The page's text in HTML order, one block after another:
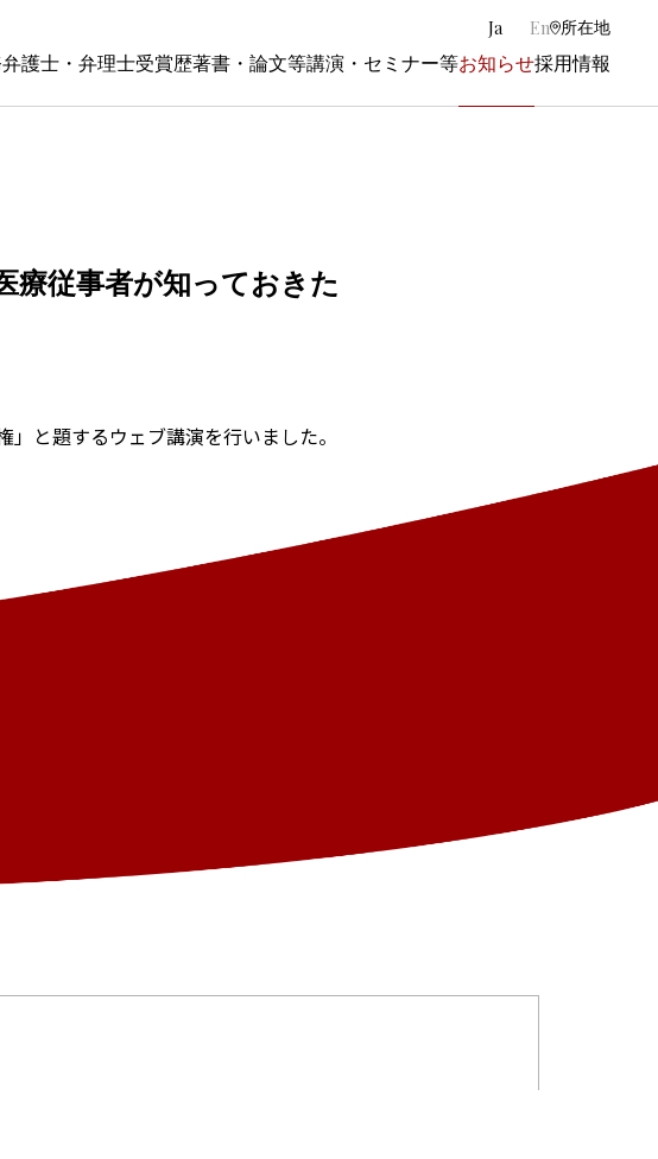
弁護士・弁理士受賞歴著書・論文等講演・セミナー等お知らせ採用情報
Ja En 所在地
療従事者が知っておきた
と題するウェブ講演を行いました。